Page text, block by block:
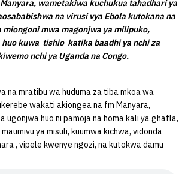
wametakiwa kuchukua tahadhari ya
na virusi vya Ebola kutokana na
miongoni mwa magonjwa ya milipuko,
kuwa tishio katika baadhi ya nchi za
nchi ya Uganda na Congo.
na mratibu wa huduma za tiba mkoa wa
wakati akiongea na fm Manyara,
ugonjwa huo ni pamoja na homa kali ya ghafla,
ya misuli, kuumwa kichwa, vidonda
, vipele kwenye ngozi, na kutokwa damu